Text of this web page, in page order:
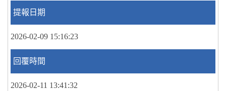
提報日期
2026-02-09 15:16:23
回覆時間
2026-02-11 13:41:32